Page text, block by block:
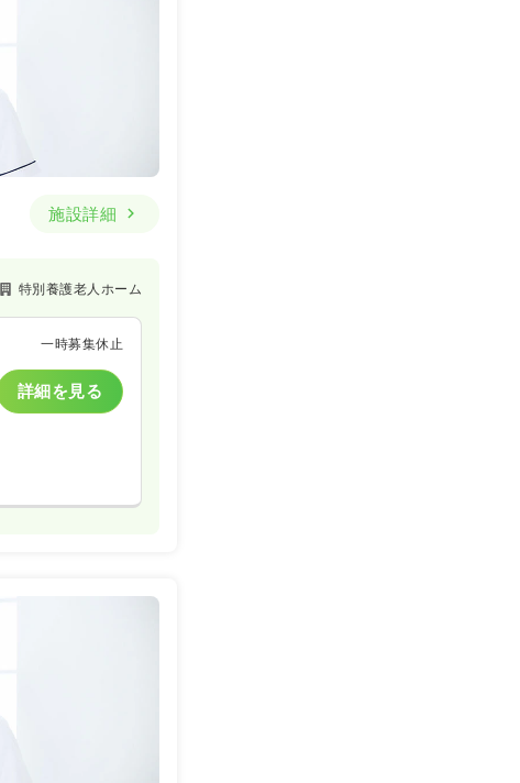
施設詳細
特別養護老人ホーム
一時募集休止
詳細を見る